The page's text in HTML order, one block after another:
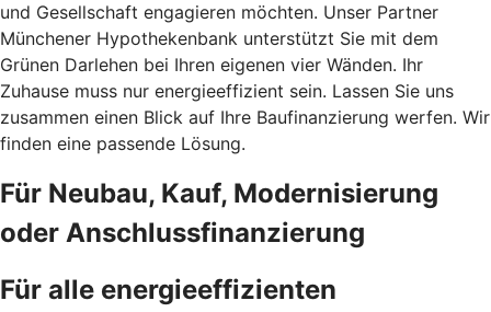
und Gesellschaft engagieren möchten. Unser Partner
Münchener Hypothekenbank unterstützt Sie mit dem
Grünen Darlehen bei Ihren eigenen vier Wänden. Ihr
Zuhause muss nur energieeffizient sein. Lassen Sie uns
zusammen einen Blick auf Ihre Baufinanzierung werfen. Wir
finden eine passende Lösung.
Für Neubau, Kauf, Modernisierung
oder Anschlussfinanzierung
Für alle energieeffizienten